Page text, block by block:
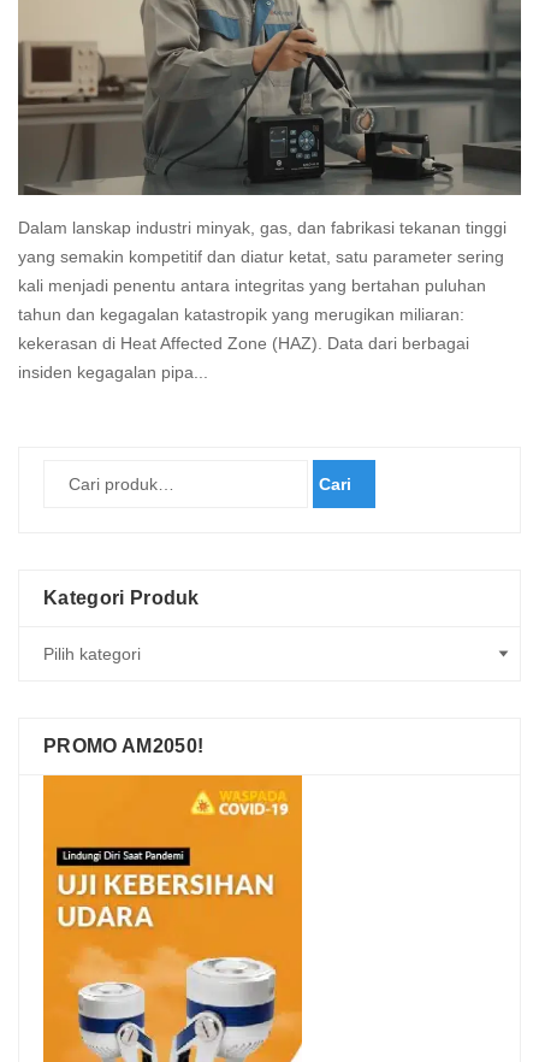
Dalam lanskap industri minyak, gas, dan fabrikasi tekanan tinggi
yang semakin kompetitif dan diatur ketat, satu parameter sering
kali menjadi penentu antara integritas yang bertahan puluhan
tahun dan kegagalan katastropik yang merugikan miliaran:
kekerasan di Heat Affected Zone (HAZ). Data dari berbagai
insiden kegagalan pipa...
Cari
Kategori Produk
PROMO AM2050!